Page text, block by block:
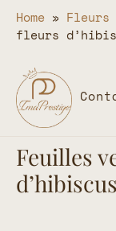
Home » Fleurs
fleurs
Feuilles